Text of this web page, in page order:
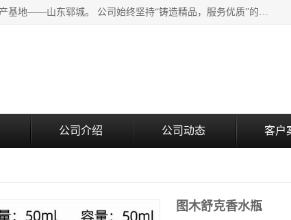
山东郓城瑞升玻璃有限公司地处水浒文化发源地、中国日用玻璃生产基地——山东郓城。 公司始终坚持“铸造精品，服务优质”的经营理念，斥资8000多万元引进国内先进的水晶料手工瓶生产线6条，晶白料8S机生产线8条，并引进人工挑料生产异型瓶和水晶玻璃瓶盖生产线。
公司介绍 公司动态 客户
图木舒克香水瓶